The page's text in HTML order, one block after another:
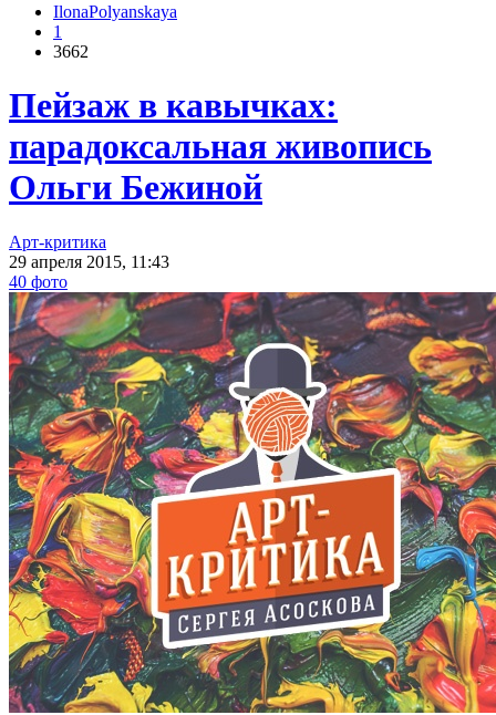
IlonaPolyanskaya
1
3662
Пейзаж в кавычках:
парадоксальная живопись
Ольги Бежиной
Арт-критика
29 апреля 2015, 11:43
40 фото